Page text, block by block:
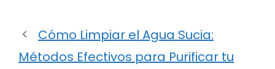
Cómo Limpiar el Agua Sucia:
Métodos Efectivos para Purificar tu